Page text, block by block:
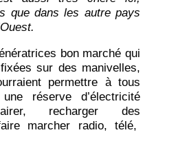
que dans les autre pays
bon marché qui
sur des manivelles,
permettre à tous
réserve d’électricité
recharger des
marcher radio, télé,